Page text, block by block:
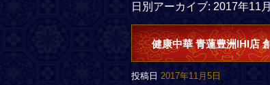
日別アーカイブ: 2017年11
健康中華 青蓮豊洲IHI店
投稿日 2017年11月5日